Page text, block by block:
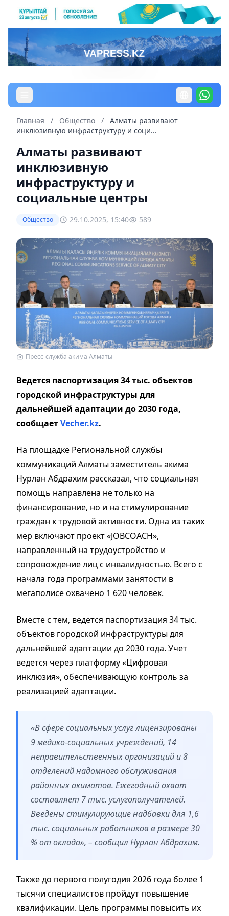
Главная / Общество /
Алматы развивают
инклюзивную инфраструктуру и соци...
Алматы развивают
инклюзивную
инфраструктуру и
социальные центры
Общество 29.10.2025, 15:40 589
Пресс-служба акима Алматы
Ведется паспортизация 34 тыс. объектов
городской инфраструктуры для
дальнейшей адаптации до 2030 года,
сообщаетVecher.kz.
На площадке Региональной службы
коммуникаций Алматы заместитель акима
Нурлан Абдрахим рассказал, что социальная
помощь направлена не только на
финансирование, но и на стимулирование
граждан к трудовой активности. Одна из таких
мер включают проект «JOBCOACH»,
направленный на трудоустройство и
сопровождение лиц с инвалидностью. Всего с
начала года программами занятости в
мегаполисе охвачено 1 620 человек.
Вместе с тем, ведется паспортизация 34 тыс.
объектов городской инфраструктуры для
дальнейшей адаптации до 2030 года. Учет
ведется через платформу «Цифровая
инклюзия», обеспечивающую контроль за
реализацией адаптации.
«В сфере социальных услуг лицензированы
9 медико-социальных учреждений, 14
неправительственных организаций и 8
отделений надомного обслуживания
районных акиматов. Ежегодный охват
составляет 7 тыс. услугополучателей.
Введены стимулирующие надбавки для 1,6
тыс. социальных работников в размере 30
% от оклада», – сообщил Нурлан Абдрахим.
Также до первого полугодия 2026 года более 1
тысячи специалистов пройдут повышение
квалификации. Цель программы повысить их